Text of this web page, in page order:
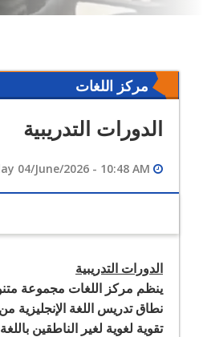
مركز اللغات
الدورات التدريبية
الدورات التدريبية
ينظم مركز اللغات مجموعة
نطاق تدريس اللغة الإنجليزية
تقوية لغوية لغير الناطقين